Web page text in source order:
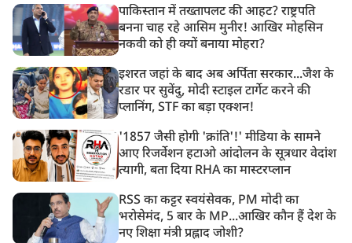
पाकिस्तान में तख्तापलट की आहट? राष्ट्रपति
बनना चाह रहे आसिम मुनीर! आखिर मोहसिन
नकवी को ही क्यों बनाया मोहरा?
इशरत जहां के बाद अब अर्पिता सरकार...जैश के
रडार पर सुवेंदु, मोदी स्टाइल टार्गेट करने की
प्लानिंग, STF का बड़ा एक्शन!
'1857 जैसी होगी 'क्रांति'!' मीडिया के सामने
आए रिजर्वेशन हटाओ आंदोलन के सूत्रधार वेदांश
त्यागी, बता दिया RHA का मास्टरप्लान
RSS का कट्टर स्वयंसेवक, PM मोदी का
भरोसेमंद, 5 बार के MP...आखिर कौन हैं देश के
नए शिक्षा मंत्री प्रह्लाद जोशी?